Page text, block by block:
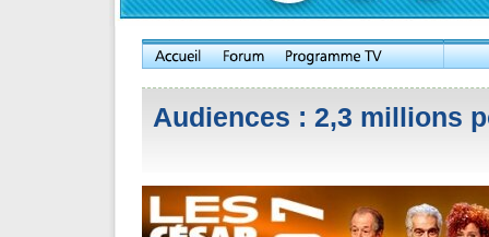
Audiences : 2,3 millions